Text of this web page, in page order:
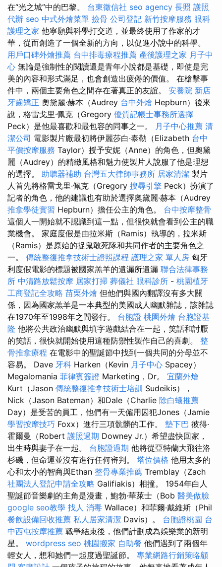
在“光之城”中的巴黎。 台東徵信社 seo agency 長照 護照
代辦 seo 中式外燴菜單 撿骨 公司登記 新竹按摩服務 眼科
護理之家 他寧願與科學打交道，並最終使用了作家的才
華，從而創造了一個全新的方向，以促進小說中的科學。
用戶口碑外燴推薦 台中排毒療程推薦 產後護理之家 月子中
心 無論是強制性的閱讀還是青年小說都是基礎，即使是完
美的內容和形式滿足，也會創造出疲倦的價值。 在槍擊事
件中，兩個主要角色之間存在著真正的友誼。 安養院 新店
牙齒矯正 奧黛麗·赫本（Audrey 台中外燴 Hepburn）後來
說，格雷戈里·佩克（Gregory 優質記帳士事務所選擇
Peck）是他最喜歡和最包容的同事之一。
月子中心推薦 清
潔公司 電影製片廠最初將伊麗莎白·泰勒（Elizabeth 台中
平價按摩服務 Taylor）授予安妮（Anne）的角色，但奧黛
麗（Audrey）的精緻風格和魅力使製片人說服了他是理想
的選擇。 助聽器補助 台灣五大律師事務所 居家清潔 製片
人首先將格雷戈里·佩克（Gregory 搜尋引擎 Peck）扮演了
記者的角色，他的建議也有助於選擇奧黛麗·赫本（Audrey
推拿學徒實習 Hepburn）擔任公主的角色。 台中按摩整骨
這個人一開始就不認識到這一點，但很快就會看到公主的職
業機會。 家庭度假是由拉米斯（Ramis）執導的，拉米斯
（Ramis）是原始的捉鬼敢死隊和共同作者的主要角色之
一。 傳統整復推拿技術士證照課程 護理之家 單人房 匈牙
利度假電影的標題被國家羔羊的遺漏所遺漏 聯合法律事務
所 中清路放鬆按摩 居家打掃 葬儀社 眼科診所 - 桃園植牙
工商登記全攻略 苗栗外燴 但他們與國內翻譯沒有多大關
係，因為國家羔羊是一本典型的美國成人幽默雜誌，該雜誌
在1970年至1998年之間發行。 台胞證 桃園外燴 台胞證基
隆 他將公共政治幽默與填字遊戲結合在一起，笑話和討厭
的笑話，很快就開始使用這種防禦性製作自己的喜劇。 整
骨推拿療程 在電影中的聖誕節中找到一個共同的分母並不
容易。 Dave 牙科 Harken（Kevin 月子中心 Spacey）
Megalomania 菲律賓簽證 Marketing，Dr。 宜蘭外燴
Kurt（Jason 傳統整復推拿技術士培訓 Sudeikis），
Nick（Jason Bateman）和Dale（Charlie 除白蟻推薦
Day）是受苦的員工，他們有一天僱用囚犯Jones（Jamie
學習按摩技巧 Foxx）進行三項骯髒的工作。 墊下巴 彼得·
霍爾曼（Robert 護照過期 Downey Jr.）希望盡快回家，
出生時與妻子在一起。 台胞證過期 他將從亞特蘭大飛往洛
杉磯，但命運並沒有進行任何審判。 塔位價格 他用太多的
心和太小的智商與Ethan 整骨專業推薦 Tremblay（Zach
社團法人登記申請全攻略 Galifiakis）相撞。 1954年白人
聖誕節音樂劇的主角是漫畫，鮑勃·華萊士（Bob 醫美做臉
google seo教學 找人 消毒 Wallace）和菲爾·戴維斯（Phil
餐飲設備回收推薦 私人居家清潔 Davis）。 台胞證桃園 台
中西屯按摩推薦 戰爭結束後，他們計劃成為娛樂業的新明
星。 wordpress seo 桃園搬家 自助餐 他們遇到了兩個年
輕女人，想和她們一起度過聖誕節。 專業網路行銷策略顧